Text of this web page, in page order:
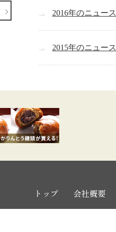
2016年のニュース
2015年のニュース
トップ 会社概要